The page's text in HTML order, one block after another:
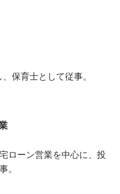
いて悩
者に寄
育
士資格あ
と幼児教
修 実施方
保育士として従事。
ローン営業を中心に、投
。